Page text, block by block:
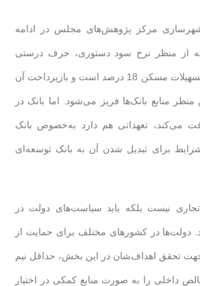
مرکز پژوهش‌های مجلس در ادامه
از منظر نرخ سود دستوری، حرف درستی
می‌زنند چون نرخ سود تسهیلات مسکن 18 درصد است و بازپرداخت آن
منابع بانک‌ها فریز می‌شود. اما بانک در
می‌کند، تعهداتی هم دارد به‌خصوص بانک
برای تبدیل شدن آن به بانک توسعه‌ای
نیست بلکه باید سیاست‌های دولت در
دولت‌ها در کشورهای مختلف برای حمایت از
تحقق اهداف‌شان در این بخش، حداقل نیم
داخلی را به صورت منابع کمکی در اختیار